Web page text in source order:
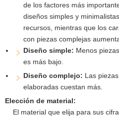
de los factores más
diseños simples y
recursos, mientras que los
con piezas complejas
Diseño simple: Menos
es más bajo.
Diseño complejo: Las
elaboradas cuestan más.
Elección de material:
El material que elija para sus